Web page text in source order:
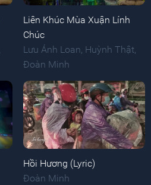
Liên Khúc Mùa Xuận Lính
Chúc
Lưu Ánh Loan Huỳnh Thật,
Đoàn Minh
Hồi Hương (Lyric)
Đoàn Minh